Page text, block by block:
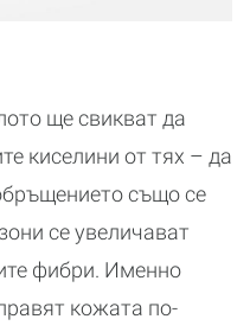
ще свикват да
киселини от тях – да
също се
се увеличават
фибри. Именно
кожата по-